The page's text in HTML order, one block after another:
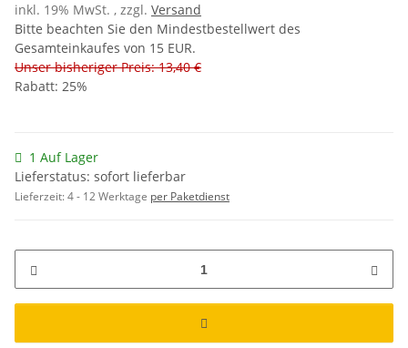
inkl. 19% MwSt. , zzgl. Versand
Bitte beachten Sie den Mindestbestellwert des
Gesamteinkaufes von 15 EUR.
Unser bisheriger Preis: 13,40 €
Rabatt: 25%
1 Auf Lager
Lieferstatus: sofort lieferbar
Lieferzeit:4 - 12 Werktage per Paketdienst